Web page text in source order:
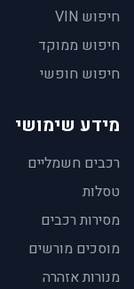
חיפוש VIN
חיפוש ממוקד
חיפוש חופשי
מידע שימושי
רכבים חשמליים
טסלות
מסירות רכבים
מוסכים מורשים
מנורות אזהרה